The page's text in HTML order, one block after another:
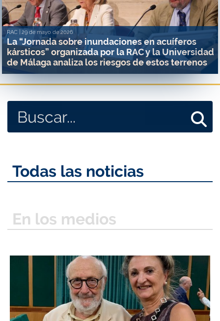
RAC | 29 de mayo de 2026
La “Jornada sobre inundaciones en acuíferos
kársticos” organizada por la RAC y la Universidad
de Málaga analiza los riesgos de estos terrenos
Todas las noticias
En los medios